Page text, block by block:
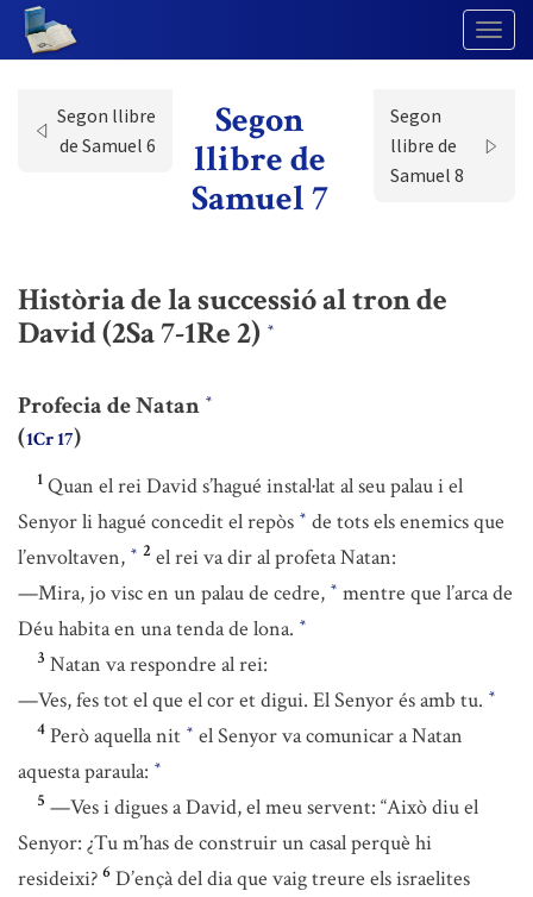
Segon llibre
de Samuel 6
Segon
llibre de
Samuel 7
Segon
llibre de
Samuel 8
Història de la successió al tron de
David (2Sa 7-1Re 2) *
Profecia de Natan *
(1Cr 17)
1 Quan el rei David s’hagué instal·lat al seu palau i el
Senyor li hagué concedit el repòs * de tots els enemics que
l’envoltaven, * 2 el rei va dir al profeta Natan:
—Mira, jo visc en un palau de cedre, * mentre que l’arca de
Déu habita en una tenda de lona. *
3 Natan va respondre al rei:
—Ves, fes tot el que el cor et digui. El Senyor és amb tu. *
4 Però aquella nit * el Senyor va comunicar a Natan
aquesta paraula: *
5 —Ves i digues a David, el meu servent: “Això diu el
Senyor: ¿Tu m’has de construir un casal perquè hi
resideixi? 6 D’ençà del dia que vaig treure els israelites